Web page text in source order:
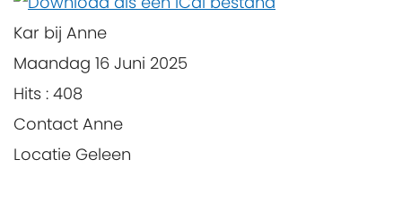
Kar bij Anne
Maandag 16 Juni 2025
Hits : 408
Contact Anne
Locatie Geleen